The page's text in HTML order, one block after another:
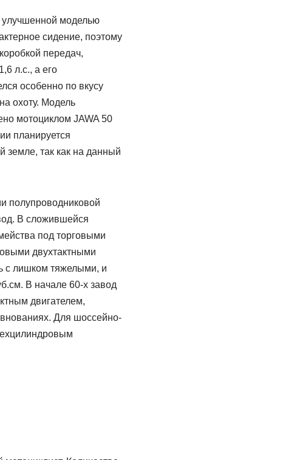
улучшенной моделью
сидение, поэтому
передач,
л.с., а его
особенно по вкусу
охоту. Модель
мотоциклом JAWA 50
планируется
земле, так как на данный
полупроводниковой
В сложившейся
под торговыми
двухтактными
с лишком тяжелыми, и
В начале 60-х завод
двигателем,
Для шоссейно-